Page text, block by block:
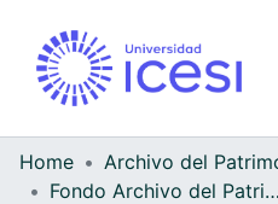
Home
Fondo Archivo del Patrimonio Fotográfico y Fílmico del Valle del Cauca